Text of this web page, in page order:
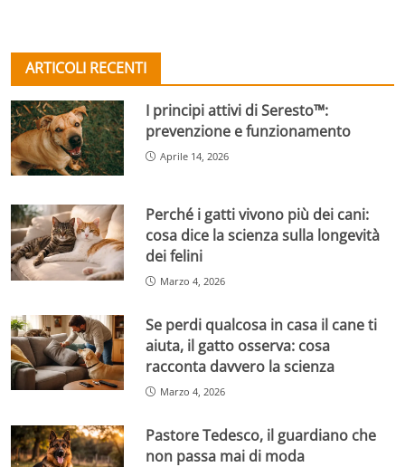
ARTICOLI RECENTI
I principi attivi di Seresto™:
prevenzione e funzionamento
Aprile 14, 2026
Perché i gatti vivono più dei cani:
cosa dice la scienza sulla longevità
dei felini
Marzo 4, 2026
Se perdi qualcosa in casa il cane ti
aiuta, il gatto osserva: cosa
racconta davvero la scienza
Marzo 4, 2026
Pastore Tedesco, il guardiano che
non passa mai di moda